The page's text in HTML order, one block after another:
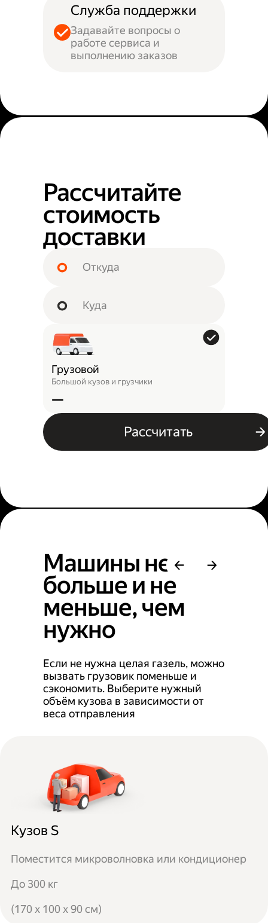
Служба поддержки
Задавайте вопросы о
работе сервиса и
выполнению заказов
Рассчитайте
стоимость
доставки
Грузовой
Большой кузов и грузчики
—
Рассчитать
Машины не
больше и не
меньше, чем
нужно
Если не нужна целая газель, можно
вызвать грузовик поменьше и
сэкономить. Выберите нужный
объём кузова в зависимости от
веса отправления
Кузов S
Поместится микроволновка или кондиционер
До 300 кг
(170 x 100 x 90 см)